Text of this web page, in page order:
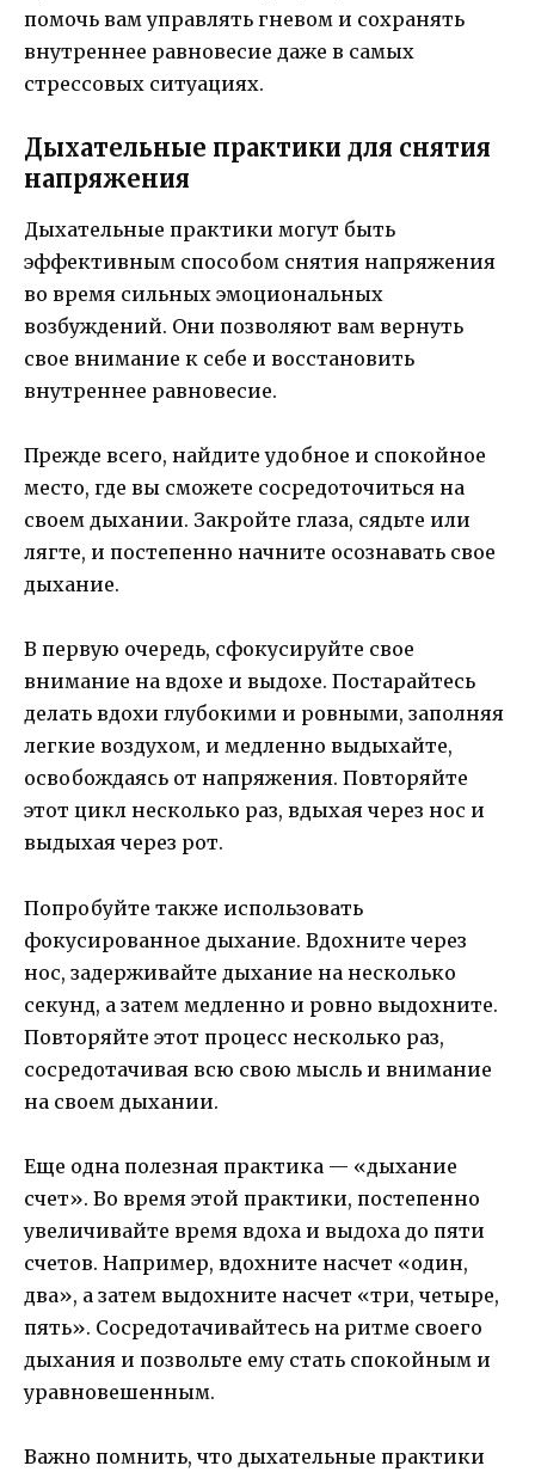
помочь вам управлять гневом и сохранять
внутреннее равновесие даже в самых
стрессовых ситуациях.
Дыхательные практики для снятия
напряжения
Дыхательные практики могут быть
эффективным способом снятия напряжения
во время сильных эмоциональных
возбуждений. Они позволяют вам вернуть
свое внимание к себе и восстановить
внутреннее равновесие.
Прежде всего, найдите удобное и спокойное
место, где вы сможете сосредоточиться на
своем дыхании. Закройте глаза, сядьте или
лягте, и постепенно начните осознавать свое
дыхание.
В первую очередь, сфокусируйте свое
внимание на вдохе и выдохе. Постарайтесь
делать вдохи глубокими и ровными, заполняя
легкие воздухом, и медленно выдыхайте,
освобождаясь от напряжения. Повторяйте
этот цикл несколько раз, вдыхая через нос и
выдыхая через рот.
Попробуйте также использовать
фокусированное дыхание. Вдохните через
нос, задерживайте дыхание на несколько
секунд, а затем медленно и ровно выдохните.
Повторяйте этот процесс несколько раз,
сосредотачивая всю свою мысль и внимание
на своем дыхании.
Еще одна полезная практика — «дыхание
счет». Во время этой практики, постепенно
увеличивайте время вдоха и выдоха до пяти
счетов. Например, вдохните насчет «один,
два», а затем выдохните насчет «три, четыре,
пять». Сосредотачивайтесь на ритме своего
дыхания и позвольте ему стать спокойным и
уравновешенным.
Важно помнить, что дыхательные практики